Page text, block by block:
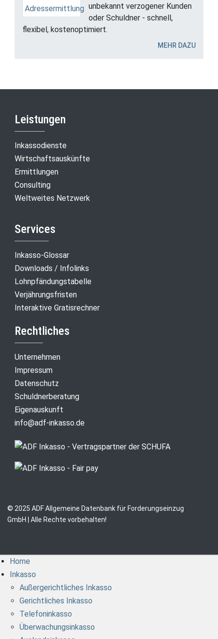
unbekannt verzogener Kunden
oder Schuldner - schnell,
flexibel, kostenoptimiert.
MEHR DAZU
Leistungen
Inkassodienste
Wirtschaftsauskünfte
Ermittlungen
Consulting
Weltweites Netzwerk
Services
Inkasso-Glossar
Downloads / Infolinks
Lohnpfändungstabelle
Verjährungsfristen
Interaktive Gratisrechner
Rechtliches
Unternehmen
Impressum
Datenschutz
Schuldnerberatung
Eigenauskunft
info@adf-inkasso.de
© 2025 ADF Allgemeine Datenbank für Forderungseinzug
GmbH | Alle Rechte vorbehalten!
Home
Inkasso
Außergerichtliches Inkasso
Gerichtliches Inkasso
Telefoninkasso
Überwachungsinkasso